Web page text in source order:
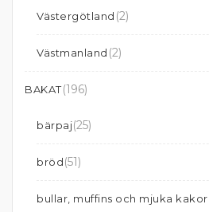
Västergötland (2)
Västmanland (2)
BAKAT(196)
bärpaj(25)
bröd(51)
bullar, muffins och mjuka kakor